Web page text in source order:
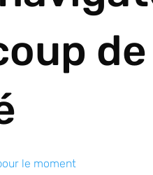
le moment